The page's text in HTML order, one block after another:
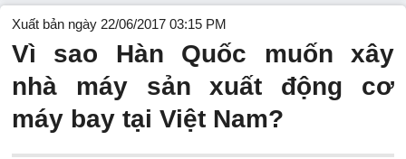
Xuất bản ngày 22/06/2017 03:15 PM
Vì sao Hàn Quốc muốn xây
nhà máy sản xuất động cơ
máy bay tại Việt Nam?